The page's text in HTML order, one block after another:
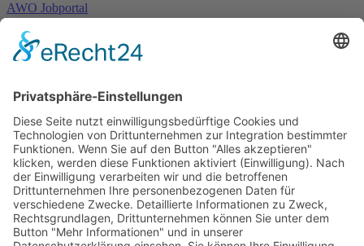
AWO Jobportal
AWO Ehrenamt Portal
AWO Schulgesundheitsfachkräfte
AWO Bundesverband
AWO Junge Plattform
Arbeit mit Behinderung
AWO Büro Kindermut
Kulturland Brandenburg
AWO Selbsthilfe
AWO eLearning
Kultur für JEDEN
AWO 1plus9
Dachverband Freie Suchtselbsthilfe
© 1990 - 2026 Arbeiterwohlfahrt Bezirksverband Potsdam e. V.